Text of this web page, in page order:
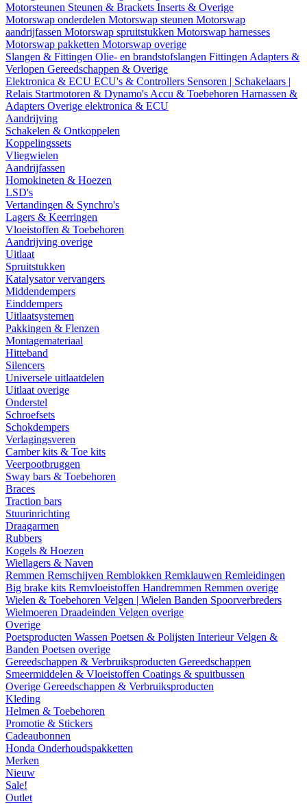
Motorsteunen Steunen & Brackets Inserts & Overige
Motorswap onderdelen Motorswap steunen Motorswap
aandrijfassen Motorswap spruitstukken Motorswap harnesses
Motorswap pakketten Motorswap overige
Slangen & Fittingen Olie- en brandstofslangen Fittingen Adapters &
Verlopen Gereedschappen & Overige
Elektronica & ECU ECU's & Controllers Sensoren | Schakelaars |
Relais Startmotoren & Dynamo's Accu & Toebehoren Harnassen &
Adapters Overige elektronica & ECU
Aandrijving
Schakelen & Ontkoppelen
Koppelingssets
Vliegwielen
Aandrijfassen
Homokineten & Hoezen
LSD's
Vertandingen & Synchro's
Lagers & Keerringen
Vloeistoffen & Toebehoren
Aandrijving overige
Uitlaat
Spruitstukken
Katalysator vervangers
Middendempers
Einddempers
Uitlaatsystemen
Pakkingen & Flenzen
Montagemateriaal
Hitteband
Silencers
Universele uitlaatdelen
Uitlaat overige
Onderstel
Schroefsets
Schokdempers
Verlagingsveren
Camber kits & Toe kits
Veerpootbruggen
Sway bars & Toebehoren
Braces
Traction bars
Stuurinrichting
Draagarmen
Rubbers
Kogels & Hoezen
Wiellagers & Naven
Remmen Remschijven Remblokken Remklauwen Remleidingen
Big brake kits Remvloeistoffen Handremmen Remmen overige
Wielen & Toebehoren Velgen | Wielen Banden Spoorverbreders
Wielmoeren Draadeinden Velgen overige
Overige
Poetsproducten Wassen Poetsen & Polijsten InterieurVelgen &
Banden Poetsen overige
Gereedschappen & Verbruiksproducten Gereedschappen
Smeermiddelen & Vloeistoffen Coatings & spuitbussen
Overige Gereedschappen & Verbruiksproducten
Kleding
Helmen & Toebehoren
Promotie & Stickers
Cadeaubonnen
Honda Onderhoudspakketten
Merken
Nieuw
Sale!
Outlet